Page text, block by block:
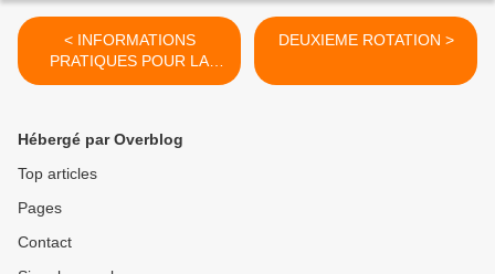
< INFORMATIONS
PRATIQUES POUR LA
REPRISE DU 12 MAI
DEUXIEME ROTATION >
Hébergé par Overblog
Top articles
Pages
Contact